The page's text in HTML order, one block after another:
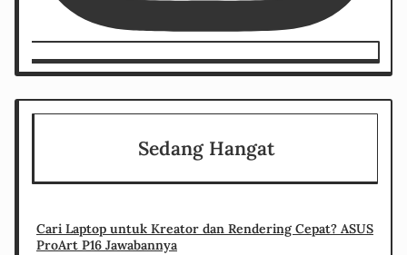
Sedang Hangat
Cari Laptop untuk Kreator dan Rendering Cepat? ASUS
ProArt P16 Jawabannya